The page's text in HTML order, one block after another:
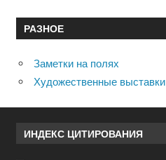
РАЗНОЕ
Заметки на полях
Художественные выставки
ИНДЕКС ЦИТИРОВАНИЯ